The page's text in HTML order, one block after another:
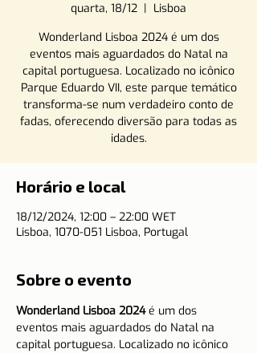
quarta, 18/12
  |
Lisboa
Wonderland Lisboa 2024 é um dos
eventos mais aguardados do Natal na
capital portuguesa. Localizado no icônico
Parque Eduardo VII, este parque temático
transforma-se num verdadeiro conto de
fadas, oferecendo diversão para todas as
idades.
Horário e local
18/12/2024, 12:00 – 22:00 WET
Lisboa, 1070-051 Lisboa, Portugal
Sobre o evento
Wonderland Lisboa 2024 é um dos
eventos mais aguardados do Natal na
capital portuguesa. Localizado no icônico